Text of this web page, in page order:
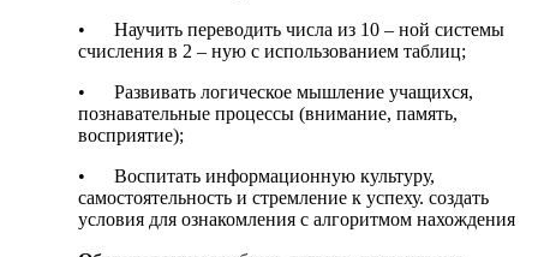
• Научить переводить числа из 10 – ной системы
счисления в 2 – ную с использованием таблиц;
• Развивать логическое мышление учащихся,
познавательные процессы (внимание, память,
восприятие);
• Воспитать информационную культуру,
самостоятельность и стремление к успеху. создать
условия для ознакомления с алгоритмом нахождения